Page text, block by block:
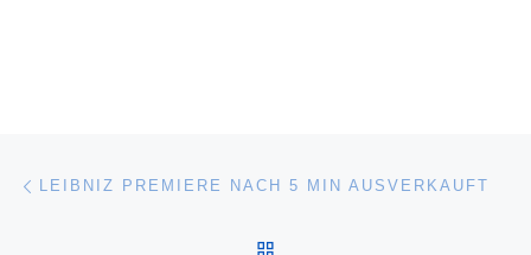
LEIBNIZ PREMIERE NACH 5 MIN AUSVERKAUFT